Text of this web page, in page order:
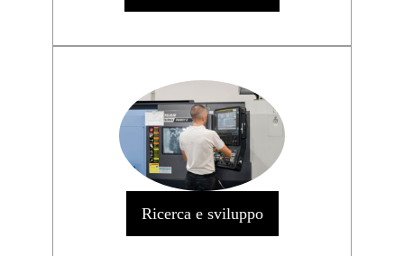
Ricerca e sviluppo